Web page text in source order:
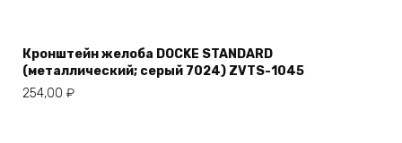
Кронштейн желоба DOCKE STANDARD
(металлический; серый 7024) ZVTS-1045
254,00 ₽